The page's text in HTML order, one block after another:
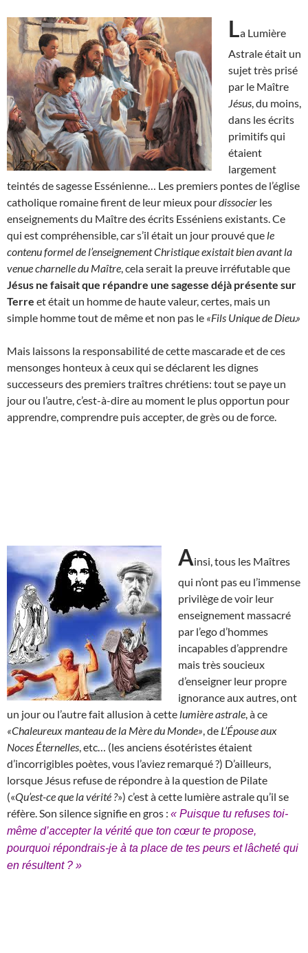
La Lumière
Astrale était un
sujet très prisé
par le Maître
Jésus , du moins,
dans les écrits
primitifs qui
étaient
largement
teintés de sagesse Essénienne… Les premiers pontes de l’église
catholique romaine firent de leur mieux pourdissocier les
enseignements du Maître des écrits Esséniens existants. Ce
qui est compréhensible, car s’il était un jour prouvé que le
contenu formel de l’enseignement Christique existait bien avant la
venue charnelle du Maître , cela serait la preuve irréfutable que
Jésus ne faisait que répandre une sagesse déjà présente sur
Terre et était un homme de haute valeur, certes, mais un
simple homme tout de même et non pas le «Fils Unique de Dieu.»
Mais laissons la responsabilité de cette mascarade et de ces
mensonges honteux à ceux qui se déclarent les dignes
successeurs des premiers traîtres chrétiens: tout se paye un
jour ou l’autre, c’est-à-dire au moment le plus opportun pour
apprendre, comprendre puis accepter, de grès ou de force.
Ainsi, tous les Maîtres
qui n’ont pas eu l’immense
privilège de voir leur
enseignement massacré
par l’ego d’hommes
incapables d’apprendre
mais très soucieux
d’enseigner leur propre
ignorance aux autres, ont
un jour ou l’autre fait allusion à cette lumière astrale , à ce
«Chaleureux manteau de la Mère du Monde» , de L’Épouse aux
Noces Éternelles , etc… (les anciens ésotéristes étaient
d’incorrigibles poètes, vous l’aviez remarqué ?) D’ailleurs,
lorsque Jésus refuse de répondre à la question de Pilate
(«Qu’est-ce que la vérité ?») c’est à cette lumière astrale qu’il se
réfère. Son silence signifie en gros : « Puisque tu refuses toi-
même d’accepter la vérité que ton cœur te propose,
pourquoi répondrais-je à ta place de tes peurs et lâcheté qui
en résultent ? »